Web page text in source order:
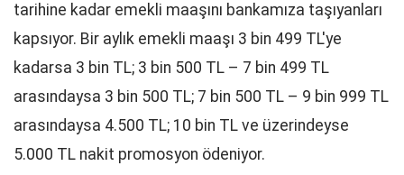
tarihine kadar emekli maaşını bankamıza taşıyanları
kapsıyor. Bir aylık emekli maaşı 3 bin 499 TL'ye
kadarsa 3 bin TL; 3 bin 500 TL – 7 bin 499 TL
arasındaysa 3 bin 500 TL; 7 bin 500 TL – 9 bin 999 TL
arasındaysa 4.500 TL; 10 bin TL ve üzerindeyse
5.000 TL nakit promosyon ödeniyor.